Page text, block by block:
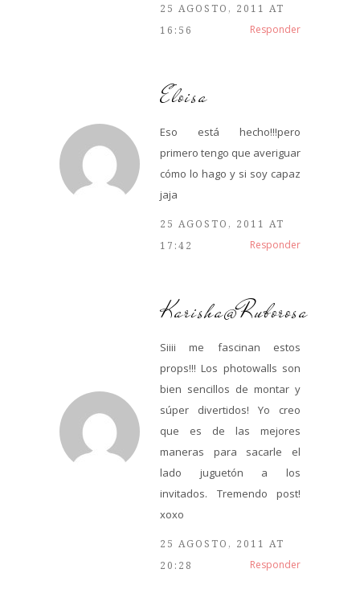
25 AGOSTO, 2011 AT
16:56
Responder
Eloisa
Eso está hecho!!!pero
primero tengo que averiguar
cómo lo hago y si soy capaz
jaja
25 AGOSTO, 2011 AT
17:42
Responder
Karisha@Ruborosa
Siiii me fascinan estos
props!!! Los photowalls son
bien sencillos de montar y
súper divertidos! Yo creo
que es de las mejores
maneras para sacarle el
lado juguetón a los
invitados. Tremendo post!
xoxo
25 AGOSTO, 2011 AT
20:28
Responder